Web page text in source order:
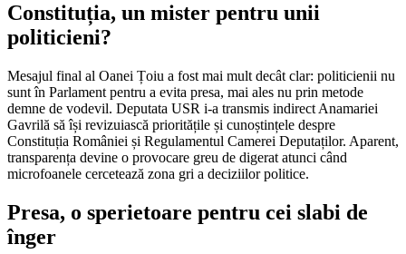
Constituția, un mister pentru unii
politicieni?
Mesajul final al Oanei Țoiu a fost mai mult decât clar: politicienii nu
sunt în Parlament pentru a evita presa, mai ales nu prin metode
demne de vodevil. Deputata USR i-a transmis indirect Anamariei
Gavrilă să își revizuiască prioritățile și cunoștințele despre
Constituția României și Regulamentul Camerei Deputaților. Aparent,
transparența devine o provocare greu de digerat atunci când
microfoanele cercetează zona gri a deciziilor politice.
Presa, o sperietoare pentru cei slabi de
înger